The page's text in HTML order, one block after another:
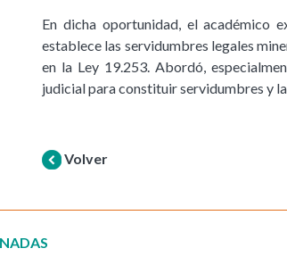
En dicha oportunidad, el académico
establece las servidumbres legales
en la Ley 19.253. Abordó,
judicial para constituir servidumbres y
Volver